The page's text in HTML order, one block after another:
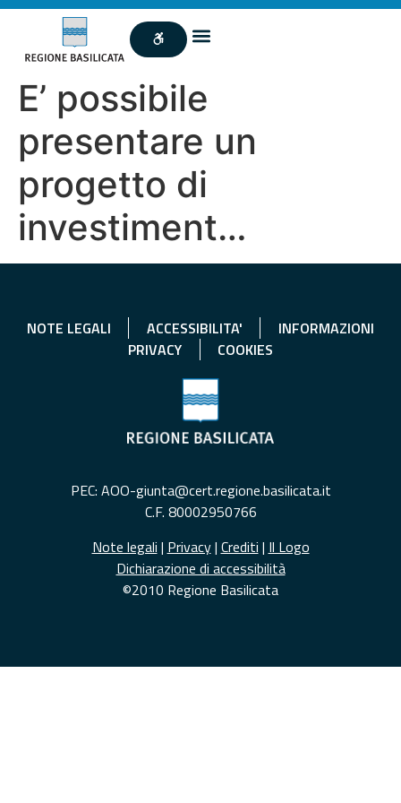
E’ possibile
presentare un
progetto di
investiment…
NOTE LEGALI ACCESSIBILITA'
INFORMAZIONI
PRIVACY
COOKIES
PEC: AOO-giunta@cert.regione.basilicata.it
C.F. 80002950766
Note legali | Privacy| Crediti | Il Logo
Dichiarazione di accessibilità
©2010 Regione Basilicata